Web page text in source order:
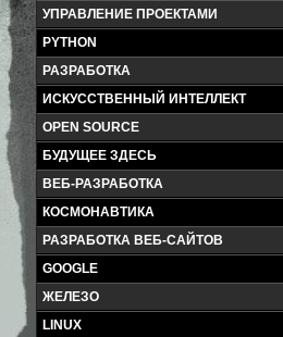
УПРАВЛЕНИЕ ПРОЕКТАМИ
PYTHON
РАЗРАБОТКА
ИСКУССТВЕННЫЙ ИНТЕЛЛЕКТ
OPEN SOURCE
БУДУЩЕЕ ЗДЕСЬ
ВЕБ-РАЗРАБОТКА
КОСМОНАВТИКА
РАЗРАБОТКА ВЕБ-САЙТОВ
GOOGLE
ЖЕЛЕЗО
LINUX